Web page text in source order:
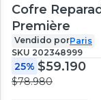
Cofre
Première
Vendido porParis
SKU 202348999
25% $59.190
$78.980